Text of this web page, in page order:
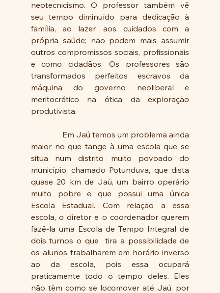
neotecnicismo. O professor também vê
seu tempo diminuído para dedicação à
família, ao lazer, aos cuidados com a
própria saúde; não podem mais assumir
outros compromissos sociais, profissionais
e como cidadãos. Os professores são
transformados perfeitos escravos da
máquina do governo neoliberal e
meritocrático na ótica da exploração
produtivista.
maior no que tange à uma escola que se
situa num distrito muito povoado do
município, chamado Potunduva, que dista
quase 20 km de Jaú, um bairro operário
muito pobre e que possui uma única
Escola Estadual. Com relação a essa
escola, o diretor e o coordenador querem
fazê-la uma Escola de Tempo Integral de
dois turnos o que  tira a possibilidade de
os alunos trabalharem em horário inverso
ao da escola, pois essa ocupará
praticamente todo o tempo deles. Eles
não têm como se locomover até Jaú, por